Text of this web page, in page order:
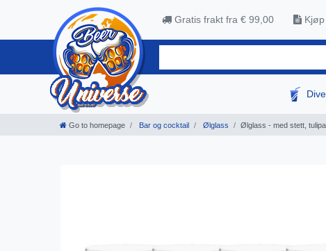
Gratis frakt fra € 99,00
Go to homepage Bar og cocktail Ølglass Ølglass - med stett,